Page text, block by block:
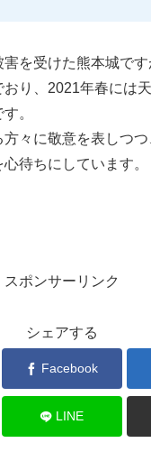
を受けた熊本城です
り、2021年春には
。
々に敬意を表しつつ
待ちにしています。
スポンサーリンク
シェアする
Facebook
LINE